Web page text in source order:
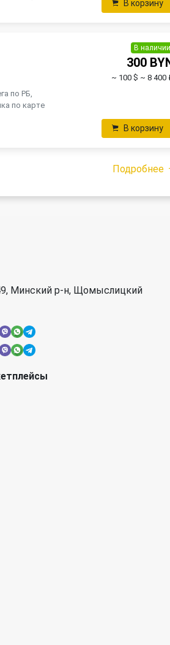
В корзину
по РБ,
по карте
В наличии
300
~ 100 $ ~ 8 400
В корзину
Подробнее
Минский р-н, Щомыслицкий